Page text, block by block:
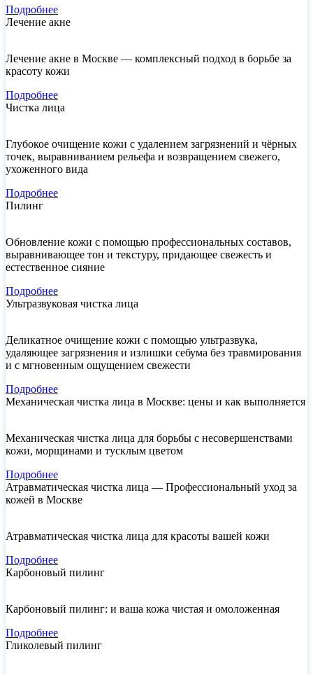
Подробнее
Лечение акне
Лечение акне в Москве — комплексный подход в борьбе за
красоту кожи
Подробнее
Чистка лица
Глубокое очищение кожи с удалением загрязнений и чёрных
точек, выравниванием рельефа и возвращением свежего,
ухоженного вида
Подробнее
Пилинг
Обновление кожи с помощью профессиональных составов,
выравнивающее тон и текстуру, придающее свежесть и
естественное сияние
Подробнее
Ультразвуковая чистка лица
Деликатное очищение кожи с помощью ультразвука,
удаляющее загрязнения и излишки себума без травмирования
и с мгновенным ощущением свежести
Подробнее
Механическая чистка лица в Москве: цены и как выполняется
Механическая чистка лица для борьбы с несовершенствами
кожи, морщинами и тусклым цветом
Подробнее
Атравматическая чистка лица — Профессиональный уход за
кожей в Москве
Атравматическая чистка лица для красоты вашей кожи
Подробнее
Карбоновый пилинг
Карбоновый пилинг: и ваша кожа чистая и омоложенная
Подробнее
Гликолевый пилинг